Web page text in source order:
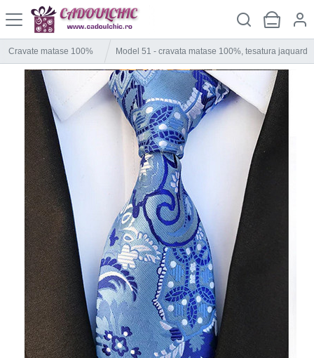
Cravate matase 100% Model 51 - cravata matase 100%, tesatura jaquard